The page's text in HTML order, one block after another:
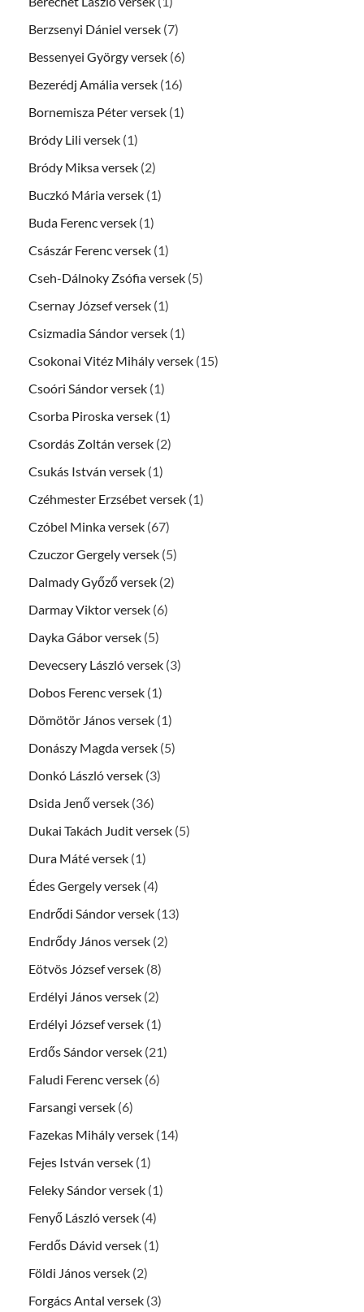
Berzsenyi Dániel versek (7)
Bessenyei György versek (6)
Bezerédj Amália versek (16)
Bornemisza Péter versek (1)
Bródy Lili versek (1)
Bródy Miksa versek (2)
Buczkó Mária versek (1)
Buda Ferenc versek (1)
Császár Ferenc versek (1)
Cseh-Dálnoky Zsófia versek (5)
Csernay József versek (1)
Csizmadia Sándor versek (1)
Csokonai Vitéz Mihály versek (15)
Csoóri Sándor versek (1)
Csorba Piroska versek (1)
Csordás Zoltán versek (2)
Csukás István versek (1)
Czéhmester Erzsébet versek (1)
Czóbel Minka versek (67)
Czuczor Gergely versek (5)
Dalmady Győző versek (2)
Darmay Viktor versek (6)
Dayka Gábor versek (5)
Devecsery László versek (3)
Dobos Ferenc versek (1)
Dömötör János versek (1)
Donászy Magda versek (5)
Donkó László versek (3)
Dsida Jenő versek (36)
Dukai Takách Judit versek (5)
Dura Máté versek (1)
Édes Gergely versek (4)
Endrődi Sándor versek (13)
Endrődy János versek (2)
Eötvös József versek (8)
Erdélyi János versek (2)
Erdélyi József versek (1)
Erdős Sándor versek (21)
Faludi Ferenc versek (6)
Farsangi versek (6)
Fazekas Mihály versek (14)
Fejes István versek (1)
Feleky Sándor versek (1)
Fenyő László versek (4)
Ferdős Dávid versek (1)
Földi János versek (2)
Forgács Antal versek (3)